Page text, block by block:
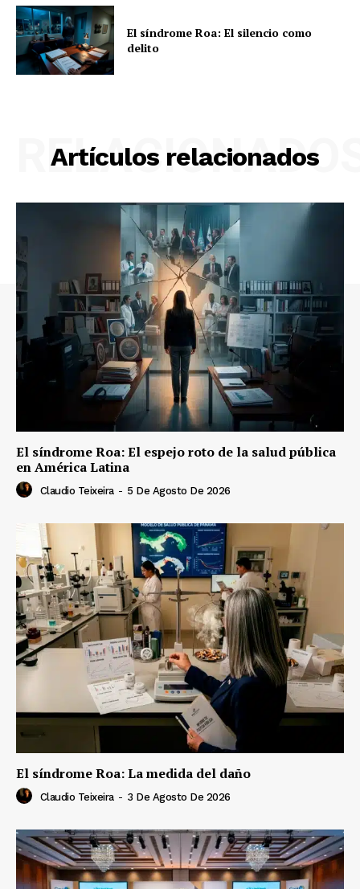
El síndrome Roa: El silencio como
delito
Artículos relacionados
El síndrome Roa: El espejo roto de la salud pública
en América Latina
Claudio Teixeira - 5 De Agosto De 2026
El síndrome Roa: La medida del daño
Claudio Teixeira - 3 De Agosto De 2026